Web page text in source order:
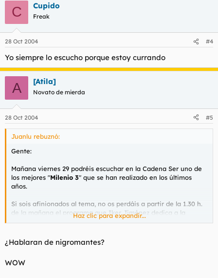
C Cupido
Freak
28 Oct 2004 #4
Yo siempre lo escucho porque estoy currando
A [Atila]
Novato de mierda
28 Oct 2004 #5
Juanlu rebuznó:
Gente:
Mañana viernes 29 podréis escuchar en la Cadena Ser uno de
los mejores "Milenio 3" que se han realizado en los últimos
años.
Si sois afinionados al tema, no os perdáis a partir de la 1.30 h.
de la mañana el programa que Iker Jiménez dedica a la
ciudad deToledo, realizado en directo desde la Iglesia de San
tendrá como invitados a expertos sobre los misterios que
encierra la milenaria Ciudad Imperial:
- La Cueva de Hércules
Haz clic para expandir...
¿Hablaran de nigromantes?
WOW